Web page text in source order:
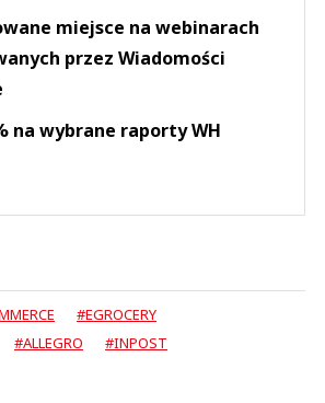
miejsce na webinarach
przez Wiadomości
na wybrane raporty WH
#EGROCERY
#ALLEGRO
#INPOST